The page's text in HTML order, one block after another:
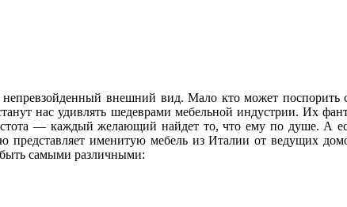
внешний вид. Мало кто может поспорить
нас удивлять шедеврами мебельной индустрии. Их
— каждый желающий найдет то, что ему по душе. А
именитую мебель из Италии от ведущих
быть самыми различными: